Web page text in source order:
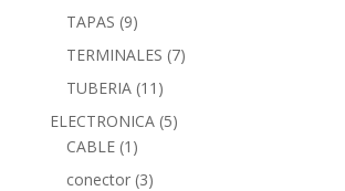
TAPAS (9)
TERMINALES (7)
TUBERIA (11)
ELECTRONICA (5)
CABLE (1)
conector (3)